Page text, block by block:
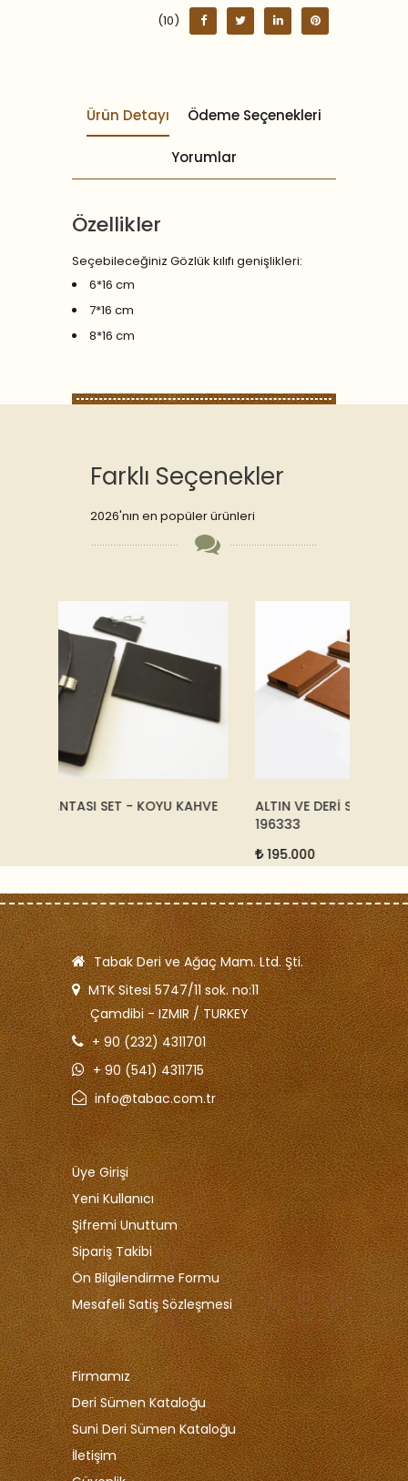
(10)
Ürün Detayı Ödeme Seçenekleri
Yorumlar
Özellikler
Seçebileceğiniz Gözlük kılıfı genişlikleri:
6*16 cm
7*16 cm
8*16 cm
Farklı Seçenekler
2026'nın en popüler ürünleri
ALTIN VE DERİ SÜMEN TAKIMI - TARÇIN -
Tabak Deri ve Ağaç Mam. Ltd. Şti.
MTK Sitesi 5747/11 sok. no:11
Çamdibi - IZMIR / TURKEY
+ 90 (232) 4311701
+ 90 (541) 4311715
info@tabac.com.tr
Üye Girişi
Yeni Kullanıcı
Şifremi Unuttum
Sipariş Takibi
Ön Bilgilendirme Formu
Mesafeli Satiş Sözleşmesi
Firmamız
Deri Sümen Kataloğu
Suni Deri Sümen Kataloğu
İletişim